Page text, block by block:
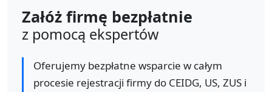
Załóż firmę bezpłatnie
z pomocą ekspertów
Oferujemy bezpłatne wsparcie w całym
procesie rejestracji firmy do CEIDG, US, ZUS i